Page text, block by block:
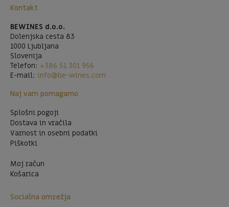
Kontakt
BEWINES d.o.o.
Dolenjska cesta 83
1000 Ljubljana
Slovenija
Telefon: +386 51 301 956
E-mail: info@be-wines.com
Naj vam pomagamo
Splošni pogoji
Dostava in vračila
Varnost in osebni podatki
Piškotki
Moj račun
Košarica
Socialna omrežja